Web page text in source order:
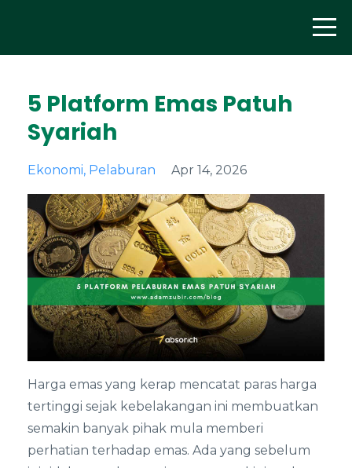
5 Platform Emas Patuh
Syariah
Ekonomi Pelaburan Apr 14, 2026
Harga emas yang kerap mencatat paras harga
tertinggi sejak kebelakangan ini membuatkan
semakin banyak pihak mula memberi
perhatian terhadap emas. Ada yang sebelum